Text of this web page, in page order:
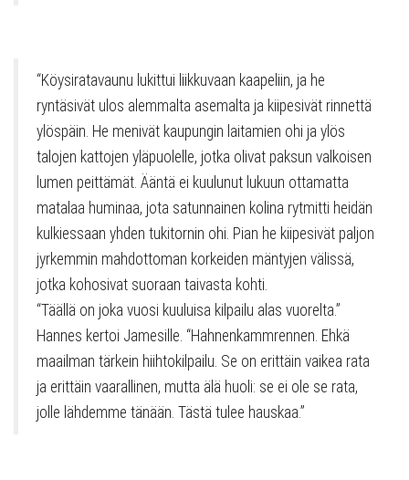
“Köysiratavaunu lukittui liikkuvaan kaapeliin, ja he
ryntäsivät ulos alemmalta asemalta ja kiipesivät rinnettä
ylöspäin. He menivät kaupungin laitamien ohi ja ylös
talojen kattojen yläpuolelle, jotka olivat paksun valkoisen
lumen peittämät. Ääntä ei kuulunut lukuun ottamatta
matalaa huminaa, jota satunnainen kolina rytmitti heidän
kulkiessaan yhden tukitornin ohi. Pian he kiipesivät paljon
jyrkemmin mahdottoman korkeiden mäntyjen välissä,
jotka kohosivat suoraan taivasta kohti.
“Täällä on joka vuosi kuuluisa kilpailu alas vuorelta.”
Hannes kertoi Jamesille. “Hahnenkammrennen. Ehkä
maailman tärkein hiihtokilpailu. Se on erittäin vaikea rata
ja erittäin vaarallinen, mutta älä huoli: se ei ole se rata,
jolle lähdemme tänään. Tästä tulee hauskaa.”